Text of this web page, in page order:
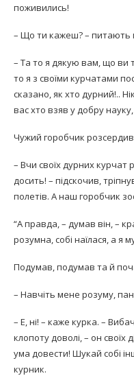
поживились!
– Що ти кажеш? – питають
– Та то я дякую вам, що ви
то я з своїми курчатами
сказано, як хто дурний!..
вас хто взяв у добру
Чужий горобчик
– Вчи своїх дурних
досить! – підскочив,
полетів. А наш горобчик
“А правда, – думав він, –
розумна, собі наїлася, а я
Подумав, подумав та й
– Навчіть мене розуму,
– Е, ні! – каже курка. –
клопоту доволі, – он своїх
ума довести! Шукай собі
курник.